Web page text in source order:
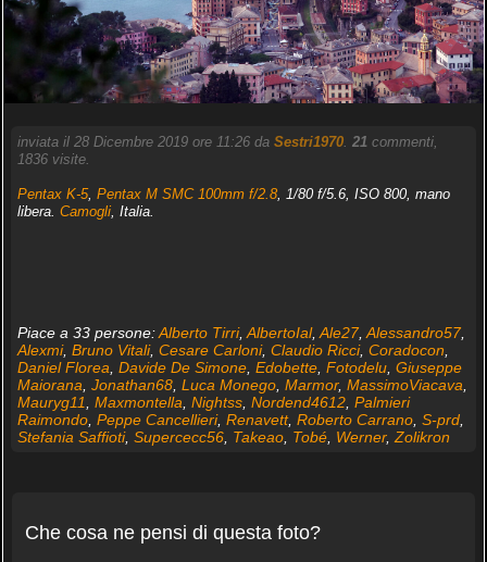
inviata il 28 Dicembre 2019 ore 11:26 da Sestri1970. 21commenti,
1836 visite.
Pentax K-5, Pentax M SMC 100mm f/2.8, 1/80 f/5.6, ISO 800, mano
libera. Camogli, Italia.
Piace a 33 persone:Alberto Tirri, AlbertoIal, Ale27, Alessandro57,
Alexmi, Bruno Vitali, Cesare Carloni, Claudio Ricci, Coradocon
Daniel Florea Davide De Simone, Edobette, Fotodelu, Giuseppe
Maiorana Jonathan68, Luca Monego, Marmor, MassimoViacava
Mauryg11
Maxmontella Nightss, Nordend4612, Palmieri
Raimondo, Peppe Cancellieri, Renavett, Roberto Carrano, S-prd,
Stefania Saffioti, Supercecc56, Takeao, Tobé, Werner, Zolikron
Che cosa ne pensi di questa foto?